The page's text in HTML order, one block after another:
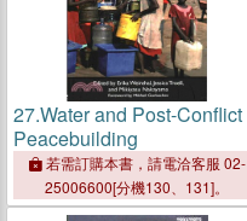
27.Water and Post-Conflict
Peacebuilding
若需訂購本書，請電洽客服 02-
25006600[分機130、131]。